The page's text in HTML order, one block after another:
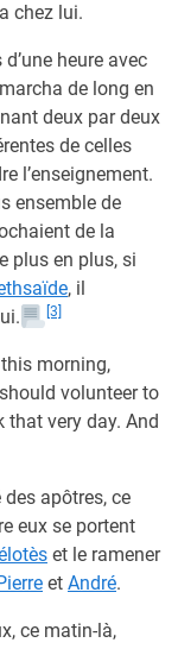
chez lui.
heure avec
de long en
deux par deux
de celles
l’enseignement.
ensemble de
de la
plus en plus, si
, il
[3]
morning,
volunteer to
very day. And
apôtres, ce
eux se portent
et le ramener
et André.
ce matin-là,